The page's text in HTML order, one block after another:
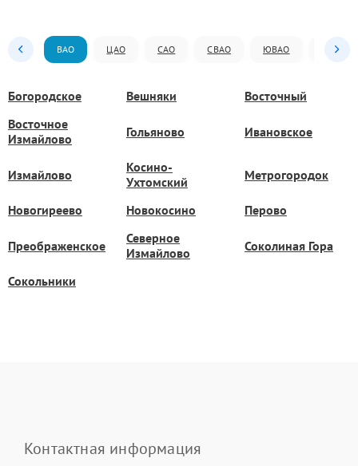
ВАО ЦАО САО СВАО ЮВАО ЮАО
Богородское Вешняки
Восточный
Восточное
Измайлово
Гольяново Ивановское
Измайлово
Косино-
Ухтомский
Метрогородок
Новогиреево Новокосино Перово
Преображенское
Северное
Измайлово
Соколиная Гора
Сокольники
Контактная информация